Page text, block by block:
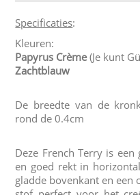
Specificaties:
Kleuren:
Papyrus Crème(Je kunt
Zachtblauw
De breedte van de
rond de 0.4cm
Deze French Terry is
en goed rekt in
gladde bovenkant en een